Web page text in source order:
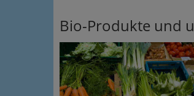
Bio-Produkte und